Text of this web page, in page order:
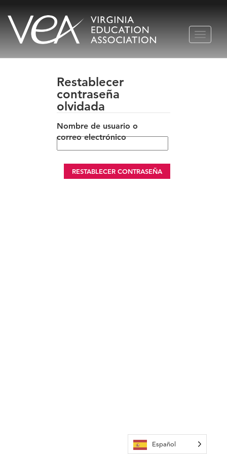
Ir
Restablecer
contraseña
olvidada
Nombre de usuario o
correo electrónico
Español